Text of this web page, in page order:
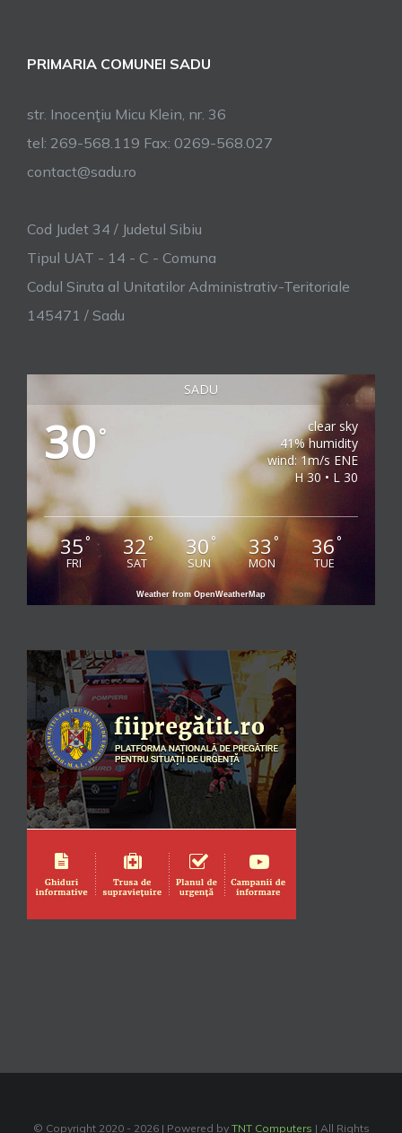
PRIMARIA COMUNEI SADU
str. Inocenţiu Micu Klein, nr. 36
tel: 269-568.119 Fax: 0269-568.027
contact@sadu.ro
Cod Judet 34 / Judetul Sibiu
Tipul UAT - 14 - C - Comuna
Codul Siruta al Unitatilor Administrativ-Teritoriale
145471 / Sadu
SADU
30°
clear sky
41% humidity
wind: 1m/s ENE
H 30 • L 30
35°
FRI
32°
SAT
30°
SUN
33°
MON
36°
TUE
Weather from OpenWeatherMap
© Copyright 2020 - 2026 | Powered by TNT Computers | All Rights